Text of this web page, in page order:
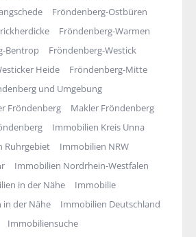
Fröndenberg-Ostbüren
Fröndenberg-Warmen
Bentrop
Fröndenberg-Westick
Heide
Fröndenberg-Mitte
und Umgebung
Fröndenberg
Makler Fröndenberg
Immobilien Kreis Unna
Ruhrgebiet
Immobilien NRW
Immobilien Nordrhein-Westfalen
in der Nähe
Immobilie
der Nähe
Immobilien Deutschland
Immobiliensuche